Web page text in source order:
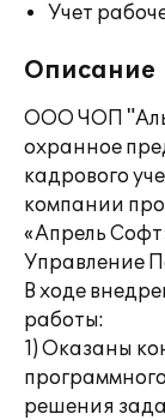
Учет
Описание
ООО ЧОП
охранное
кадрового
компании
«Апрель
Управление
В ходе
работы:
1) Оказаны
решения